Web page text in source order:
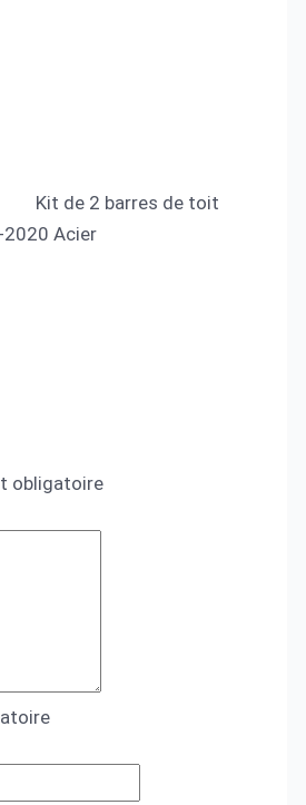
Kit de 2 barres de toit
Acier
obligatoire